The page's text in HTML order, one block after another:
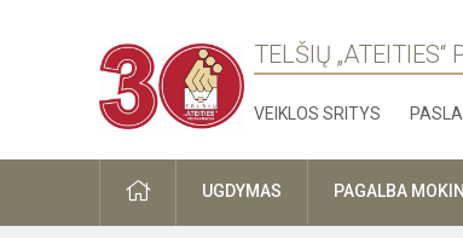
TELŠIŲ
VEIKLOS SRITYS
PRADŽIAUGDYMAS PAGALBA